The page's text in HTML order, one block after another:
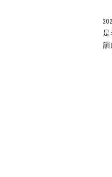
是
韻